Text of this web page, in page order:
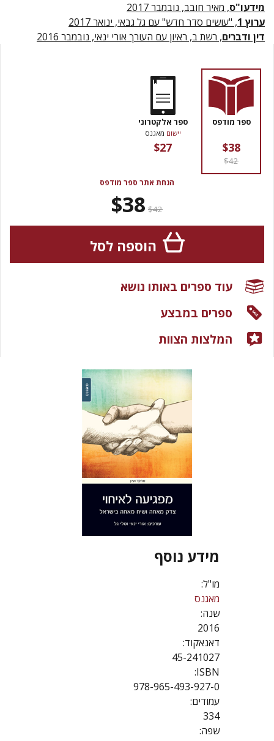
מידע נוסף
מו"ל:
מאגנס
שנה:
2016
דאנאקוד:
45-241027
ISBN:
978-965-493-927-0
עמודים:
334
שפה:
מידעו"ס, מאיר חובב, נובמבר 2017
ערוץ 1
, "עושים סדר חדש" עם גל גבאי, ינואר 2017
דין ודברים, רשת ב, ראיון עם העורך אורי ינאי, נובמבר 2016
ספר מודפס
$38
$42
ספר אלקטרוני
יישום מאגנס
$27
הנחת אתר ספר מודפס
$42
$38
הוספה לסל
עוד ספרים באותו נושא
ספרים במבצע
המלצות הצוות